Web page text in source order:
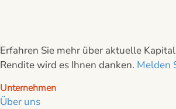
Erfahren Sie mehr über aktuelle
Rendite wird es Ihnen danken. Melden
Unternehmen
Über uns